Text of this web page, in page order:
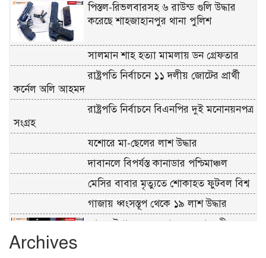
পিস্তল-রিভলবারসহ ৬ রাউন্ড গুলি উদ্ধার
করেছে শাহজাহানপুর থানা পুলিশ
সালমান শাহ হত্যা মামলায় ডন গ্রেফতার
রাষ্ট্রপতি নির্বাচনে ১১ দলীয় জোটের প্রার্থী
কর্নেল অলি আহমদ
রাষ্ট্রপতি নির্বাচনে বিএনপির দুই মনোনয়নপত্র
সংগ্রহ
যশোরে মা-ছেলের লাশ উদ্ধার
দাবানলে বিপর্যস্ত কানাডার পশ্চিমাঞ্চল
মেসির বাবার মৃত্যুতে শোকাহত ফুটবল বিশ্ব
গাজায় ধ্বংসস্তূপ থেকে ১৯ লাশ উদ্ধার
আজ চট্টগ্রাম সফরে যাচ্ছেন প্রধানমন্ত্রী
Archives